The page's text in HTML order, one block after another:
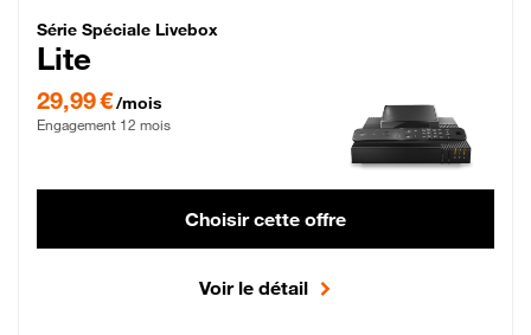
Série Spéciale Livebox Lite Fibre
Série Spéciale Livebox
Lite
29,99 €/mois
Engagement 12 mois
Choisir cette offre
Voir le détail